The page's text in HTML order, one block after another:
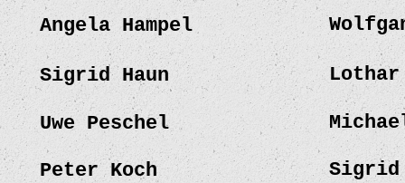
Angela Hampel
Sigrid Haun
Uwe Peschel
Peter Koch Sigrid